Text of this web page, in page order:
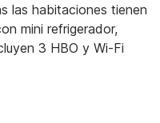
las habitaciones tienen
mini refrigerador,
3 HBO y Wi-Fi